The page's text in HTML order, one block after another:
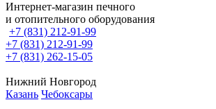
Интернет-магазин печного
и отопительного оборудования
+7 (831) 212-91-99
+7 (831) 212-91-99
+7 (831) 262-15-05
Нижний Новгород
Казань Чебоксары